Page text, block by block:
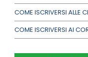
COME ISCRIVERSI ALLE
COME ISCRIVERSI AI